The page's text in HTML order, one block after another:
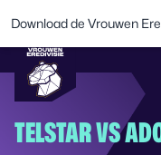
TELSTAR VS
Download de Vrouwen